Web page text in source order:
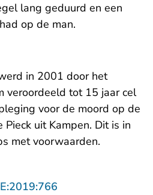
lang geduurd en een
op de man.
in 2001 door het
veroordeeld tot 15 jaar cel
voor de moord op de
uit Kampen. Dit is in
met voorwaarden.